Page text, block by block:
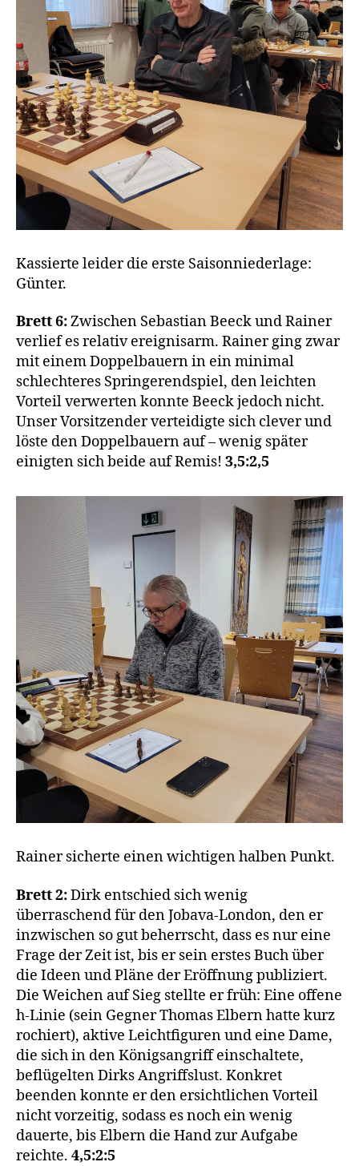
Kassierte leider die erste Saisonniederlage:
Günter.
Brett 6:Zwischen Sebastian Beeck und Rainer
verlief es relativ ereignisarm. Rainer ging zwar
mit einem Doppelbauern in ein minimal
schlechteres Springerendspiel, den leichten
Vorteil verwerten konnte Beeck jedoch nicht.
Unser Vorsitzender verteidigte sich clever und
löste den Doppelbauern auf – wenig später
einigten sich beide auf Remis! 3,5:2,5
Rainer sicherte einen wichtigen halben Punkt.
Brett 2:Dirk entschied sich wenig
überraschend für den Jobava-London, den er
inzwischen so gut beherrscht, dass es nur eine
Frage der Zeit ist, bis er sein erstes Buch über
die Ideen und Pläne der Eröffnung publiziert.
Die Weichen auf Sieg stellte er früh: Eine offene
h-Linie (sein Gegner Thomas Elbern hatte kurz
rochiert), aktive Leichtfiguren und eine Dame,
die sich in den Königsangriff einschaltete,
beflügelten Dirks Angriffslust. Konkret
beenden konnte er den ersichtlichen Vorteil
nicht vorzeitig, sodass es noch ein wenig
dauerte, bis Elbern die Hand zur Aufgabe
reichte. 4,5:2:5